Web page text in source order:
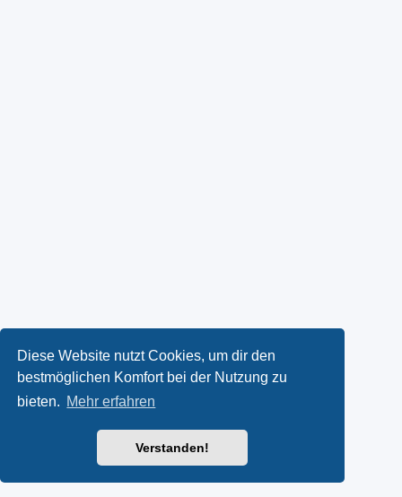
Diese Website nutzt Cookies, um dir den
bestmöglichen Komfort bei der Nutzung zu
bieten. Mehr erfahren
Verstanden!